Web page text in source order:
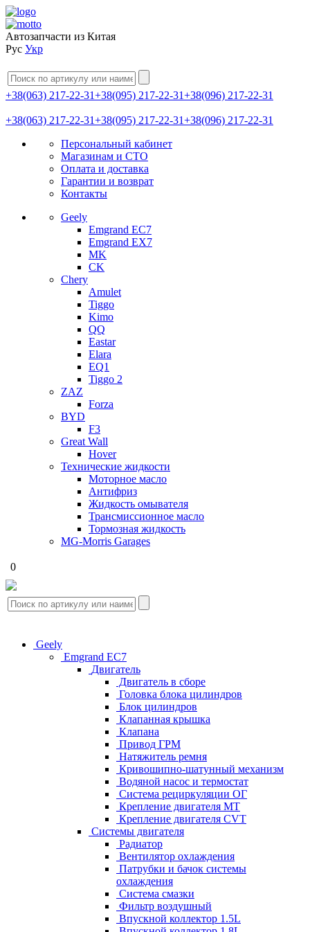
Автозапчасти из Китая
Рус Укр
+38(063) 217-22-31+38(095) 217-22-31+38(096) 217-22-31
+38(063) 217-22-31+38(095) 217-22-31+38(096) 217-22-31
Персональный кабинет
Магазинам и СТО
Оплата и доставка
Гарантии и возврат
Контакты
Geely
Emgrand EC7
Emgrand EX7
MK
CK
Chery
Amulet
Tiggo
Kimo
QQ
Eastar
Elara
EQ1
Tiggo 2
ZAZ
Forza
BYD
F3
Great Wall
Hover
Технические жидкости
Моторное масло
Антифриз
Жидкость омывателя
Трансмиссионное масло
Тормозная жидкость
MG-Morris Garages
0
Geely
Emgrand EC7
Двигатель
Двигатель в сборе
Головка блока цилиндров
Блок цилиндров
Клапанная крышка
Клапана
Привод ГРМ
Натяжитель ремня
Кривошипно-шатунный механизм
Водяной насос и термостат
Система рециркуляции ОГ
Крепление двигателя MT
Крепление двигателя CVT
Системы двигателя
Радиатор
Вентилятор охлаждения
Патрубки и бачок системы
охлаждения
Система смазки
Фильтр воздушный
Впускной коллектор 1.5L